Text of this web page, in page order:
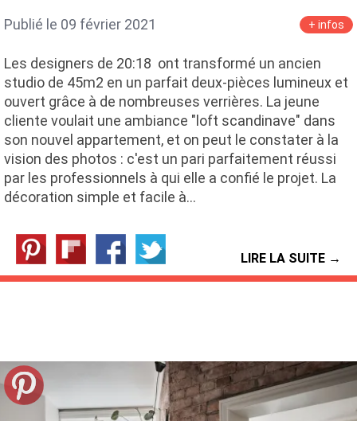
Publié le 09 février 2021 + infos
Les designers de 20:18 ont transformé un ancien
studio de 45m2 en un parfait deux-pièces lumineux et
ouvert grâce à de nombreuses verrières. La jeune
cliente voulait une ambiance "loft scandinave" dans
son nouvel appartement, et on peut le constater à la
vision des photos : c'est un pari parfaitement réussi
par les professionnels à qui elle a confié le projet. La
décoration simple et facile à…
LIRE LA SUITE →